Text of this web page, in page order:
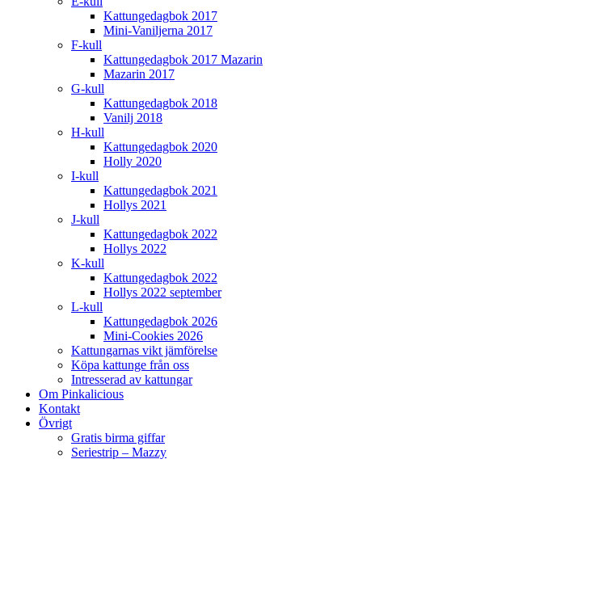
Kattungedagbok 2017
Mini-Vaniljerna 2017
F-kull
Kattungedagbok 2017 Mazarin
Mazarin 2017
G-kull
Kattungedagbok 2018
Vanilj 2018
H-kull
Kattungedagbok 2020
Holly 2020
I-kull
Kattungedagbok 2021
Hollys 2021
J-kull
Kattungedagbok 2022
Hollys 2022
K-kull
Kattungedagbok 2022
Hollys 2022 september
L-kull
Kattungedagbok 2026
Mini-Cookies 2026
Kattungarnas vikt jämförelse
Köpa kattunge från oss
Intresserad av kattungar
Om Pinkalicious
Kontakt
Övrigt
Gratis birma giffar
Seriestrip – Mazzy